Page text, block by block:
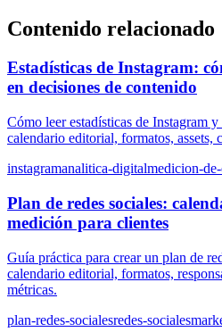
Contenido relacionado
Estadísticas de Instagram:
en decisiones de contenido
Cómo leer estadísticas de Instagram
calendario editorial, formatos, assets,
instagramanalitica-digitalmedicion-
Plan de redes sociales:
medición para clientes
Guía práctica para crear un plan de
calendario editorial, formatos,
métricas.
plan-redes-socialesredes-sociales